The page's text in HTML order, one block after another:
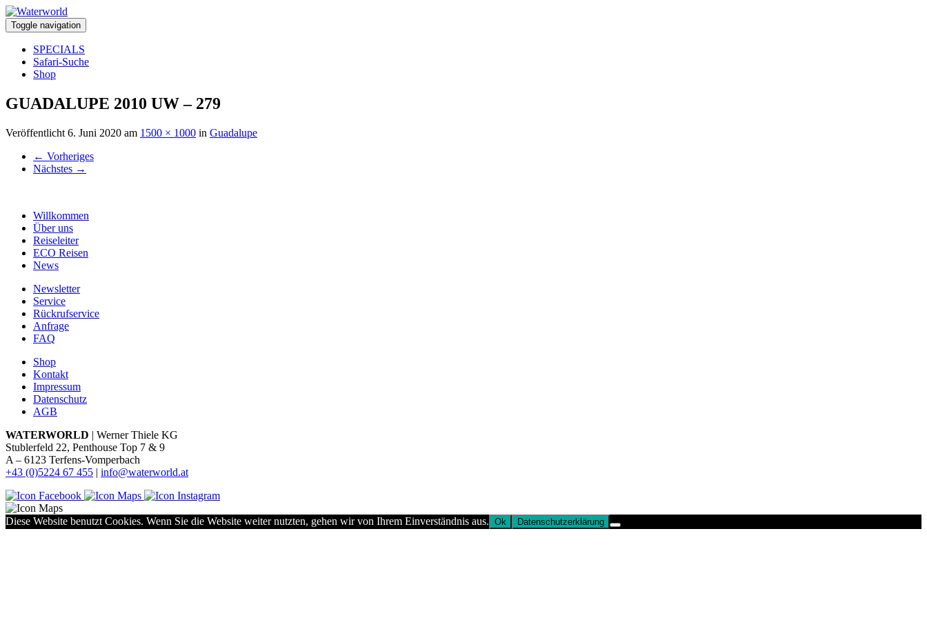
Toggle navigation
SPECIALS
Safari-Suche
Shop
GUADALUPE 2010 UW – 279
Veröffentlicht 6. Juni 2020 am 1500 × 1000 in Guadalupe
← Vorheriges
Nächstes →
Willkommen
Über uns
Reiseleiter
ECO Reisen
News
Newsletter
Service
Rückrufservice
Anfrage
FAQ
Shop
Kontakt
Impressum
Datenschutz
AGB
WATERWORLD | Werner Thiele KG
Stublerfeld 22, Penthouse Top 7 & 9
A – 6123 Terfens-Vomperbach
+43 (0)5224 67 455 | info@waterworld.at
Diese Website benutzt Cookies. Wenn Sie die Website weiter nutzten, gehen wir von Ihrem Einverständnis aus. Ok Datenschutzerklärung